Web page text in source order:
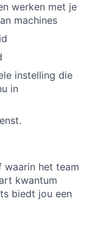
werken met je
machines
instelling die
in
waarin het team
kwantum
biedt jou een